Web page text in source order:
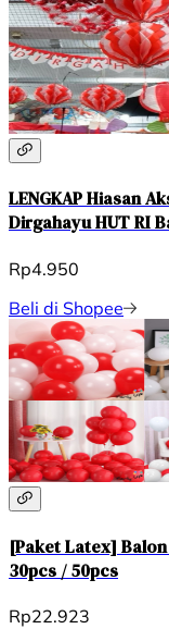
LENGKAP Hiasan
Dirgahayu HUT RI
Rp4.950
Beli di Shopee
[Paket Latex]
30pcs / 50pcs
Rp22.923